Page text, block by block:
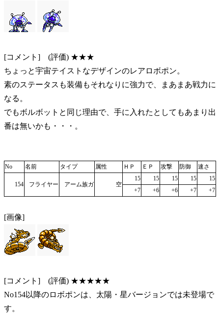
[コメント] (評価) ★★★
ちょっと宇宙テイストなデザインのレアロボポン。
素のステータスも装備もそれなりに強力で、まあまあ戦力に
なる。
でもボルボットと同じ理由で、手に入れたとしてもあまり出
番は無いかも・・・。
No 名前 タイプ 属性 ＨＰ ＥＰ 攻撃 防御 速さ
154 フライヤー アーム族ガ 空
15 15 15 15
15
+7
+6 +6 +7 +7
[画像]
[コメント] (評価) ★★★★★
No154以降のロボポンは、太陽・星バージョンでは未登場で
す。